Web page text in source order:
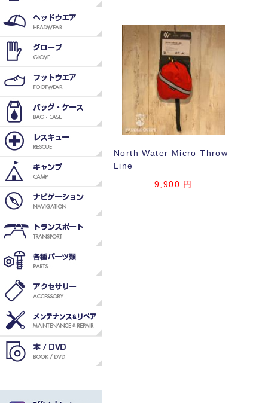
North Water Micro Throw
Line
9,900 円